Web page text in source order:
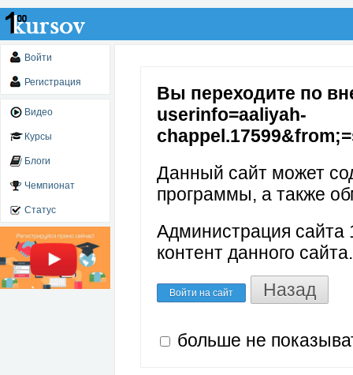
Войти
Регистрация
Видео
Курсы
Блоги
Чемпионат
Статус
Вы переходите по
userinfo= aaliyah-
Данный сайт может
программы, а также
Администрация сайта
контент данного сайта.
Войти на сайт Назад
больше не